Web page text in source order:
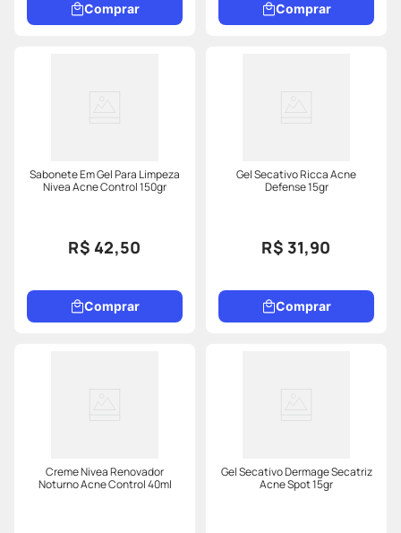
Comprar Comprar
Sabonete Em Gel Para Limpeza
Nivea Acne Control 150gr
R$ 42,50
Comprar
Gel Secativo Ricca Acne
Defense 15gr
R$ 31,90
Comprar
Creme Nivea Renovador
Noturno Acne Control 40ml
Gel Secativo Dermage Secatriz
Acne Spot 15gr